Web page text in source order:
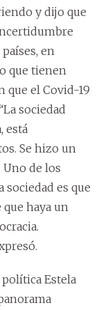
y dijo que
en
que tienen
que el Covid-19
sociedad
está
Se hizo un
de los
es que
haya un
Estela